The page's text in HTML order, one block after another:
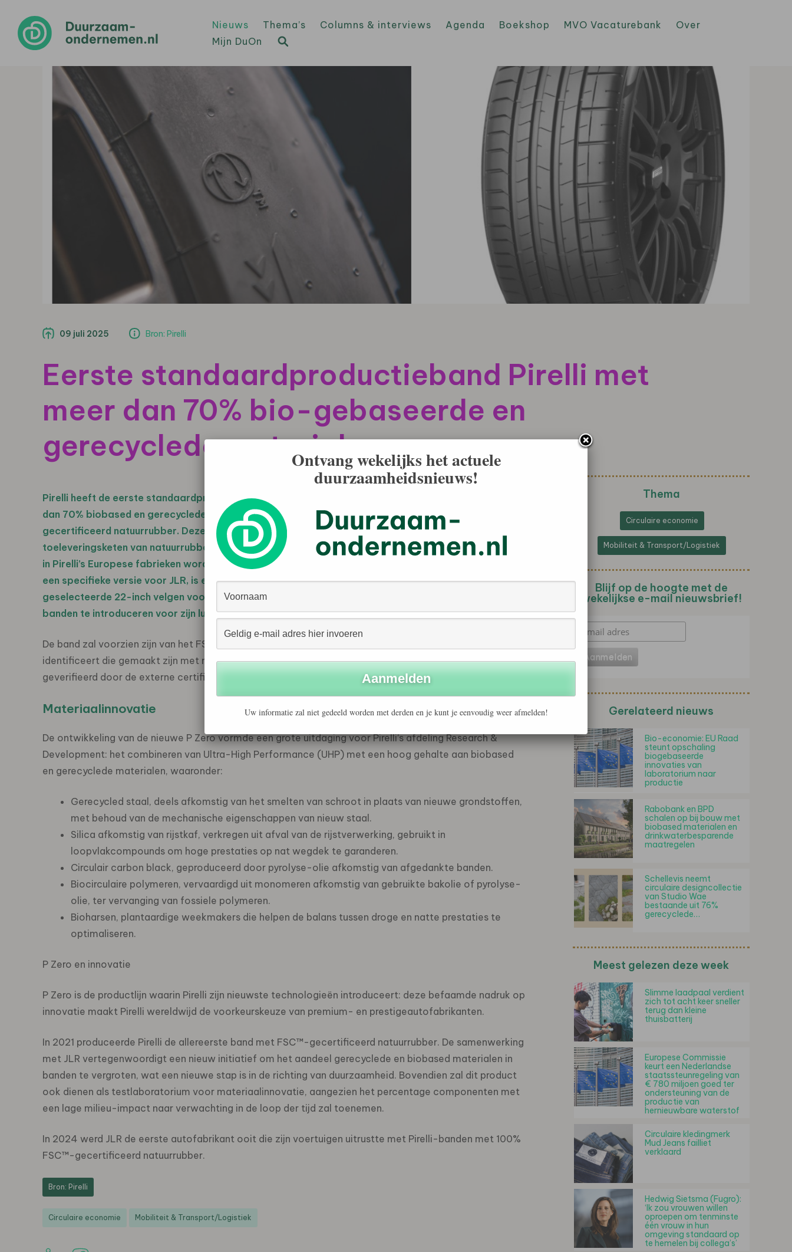
Nieuws Thema’s Columns & interviews Agenda Boekshop MVO Vacaturebank
Over
Mijn DuOn
09 juli 2025 Bron: Pirelli
Eerste standaardproductieband Pirelli met
meer dan 70% bio-gebaseerde en
gerecyclede materialen
Pirelli heeft de eerste standaardproductieband voor de wereldmarkt gelanceerd, gemaakt met meer
dan 70% biobased en gerecyclede materialen, waaronder FSC™ (Forest Stewardship Council™)[1]-
gecertificeerd natuurrubber. Deze certificering getuigt van verantwoord beheer van de
toeleveringsketen van natuurrubber, van plantage tot fabriek. Tegen 2026 zal al het natuurrubber dat
in Pirelli’s Europese fabrieken wordt gebruikt FSC™-gecertificeerd zijn. De nieuwe band, ontwikkeld in
een specifieke versie voor JLR, is een Pirelli P Zero en zal in eerste instantie beschikbaar zijn op
geselecteerde 22-inch velgen voor Range Rover, als onderdeel van JLR’s streven om duurzamere
banden te introduceren voor zijn luxe voertuigen.
De band zal voorzien zijn van het FSC™-keurmerk, samen met het kenmerkende logo dat Pirelli-banden
identificeert die gemaakt zijn met meer dan 50% biobased en gerecyclede materialen, zoals
geverifieerd door de externe certificeringsinstantie Bureau Veritas.
Materiaalinnovatie
De ontwikkeling van de nieuwe P Zero vormde een grote uitdaging voor Pirelli’s afdeling Research &
Development: het combineren van Ultra-High Performance (UHP) met een hoog gehalte aan biobased
en gerecyclede materialen, waaronder:
Gerecycled staal, deels afkomstig van het smelten van schroot in plaats van nieuwe grondstoffen,
met behoud van de mechanische eigenschappen van nieuw staal.
Silica afkomstig van rijstkaf, verkregen uit afval van de rijstverwerking, gebruikt in
loopvlakcompounds om hoge prestaties op nat wegdek te garanderen.
Circulair carbon black, geproduceerd door pyrolyse-olie afkomstig van afgedankte banden.
Biocirculaire polymeren, vervaardigd uit monomeren afkomstig van gebruikte bakolie of pyrolyse-
olie, ter vervanging van fossiele polymeren.
Bioharsen, plantaardige weekmakers die helpen de balans tussen droge en natte prestaties te
optimaliseren.
P Zero en innovatie
P Zero is de productlijn waarin Pirelli zijn nieuwste technologieën introduceert: deze befaamde nadruk op
innovatie maakt Pirelli wereldwijd de voorkeurskeuze van premium- en prestigeautofabrikanten.
In 2021 produceerde Pirelli de allereerste band met FSC™-gecertificeerd natuurrubber. De samenwerking
met JLR vertegenwoordigt een nieuw initiatief om het aandeel gerecyclede en biobased materialen in
banden te vergroten, wat een nieuwe stap is in de richting van duurzaamheid. Bovendien zal dit product
ook dienen als testlaboratorium voor materiaalinnovatie, aangezien het percentage componenten met
een lage milieu-impact naar verwachting in de loop der tijd zal toenemen.
In 2024 werd JLR de eerste autofabrikant ooit die zijn voertuigen uitrustte met Pirelli-banden met 100%
FSC™-gecertificeerd natuurrubber.
Bron: Pirelli
Circulaire economie Mobiliteit & Transport/Logistiek
Thema
Circulaire economie
Mobiliteit & Transport/Logistiek
Blijf op de hoogte met de
wekelijkse e-mail nieuwsbrief!
Gerelateerd nieuws
Bio-economie: EU Raad
steunt opschaling
biogebaseerde
innovaties van
laboratorium naar
productie
Rabobank en BPD
schalen op bij bouw met
biobased materialen en
drinkwaterbesparende
maatregelen
Schellevis neemt
circulaire designcollectie
van Studio Wae
bestaande uit 76%
gerecyclede…
Meest gelezen deze week
Slimme laadpaal verdient
zich tot acht keer sneller
terug dan kleine
thuisbatterij
Europese Commissie
keurt een Nederlandse
staatssteunregeling van
€ 780 miljoen goed ter
ondersteuning van de
productie van
hernieuwbare waterstof
Circulaire kledingmerk
Mud Jeans failliet
verklaard
Hedwig Sietsma (Fugro):
‘Ik zou vrouwen willen
oproepen om tenminste
één vrouw in hun
omgeving standaard op
te hemelen bij collega’s’
Ontvang wekelijks het actuele
duurzaamheidsnieuws!
Uw informatie zal niet gedeeld worden met derden en je kunt je eenvoudig weer afmelden!